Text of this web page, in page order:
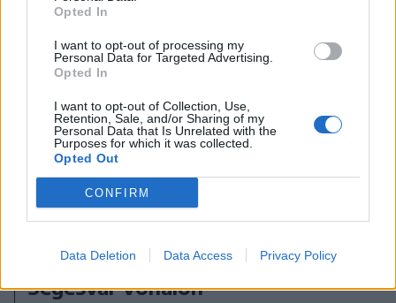
Opted In
I want to opt-out of processing my
Personal Data for Targeted Advertising.
Opted In
I want to opt-out of Collection, Use,
Retention, Sale, and/or Sharing of my
Personal Data that Is Unrelated with the
Purposes for which it was collected.
Opted Out
CONFIRM
Data Deletion Data Access Privacy Policy
2026. augusztus 06., csütörtök
vonatokat a Székelyudvarhely–
Segesvár vonalon